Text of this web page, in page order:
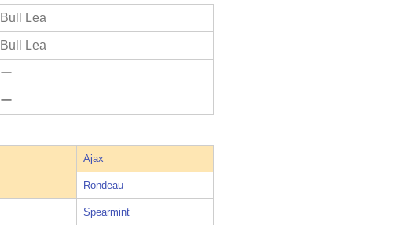
Bull Lea
Bull Lea
ー
ー
Ajax
Rondeau
Spearmint